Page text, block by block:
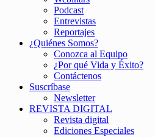
Podcast
Entrevistas
Reportajes
¿Quiénes Somos?
Conozca al Equipo
¿Por qué Vida y Éxito?
Contáctenos
Suscríbase
Newsletter
REVISTA DIGITAL
Revista digital
Ediciones Especiales